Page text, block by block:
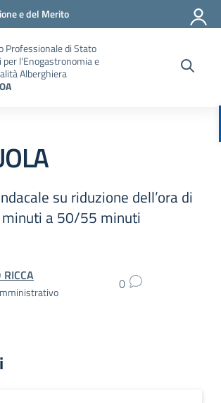
e del Merito
Professionale di Stato
per l'Enogastronomia e
Alberghiera
su riduzione dell’ora di
a 50/55 minuti
0